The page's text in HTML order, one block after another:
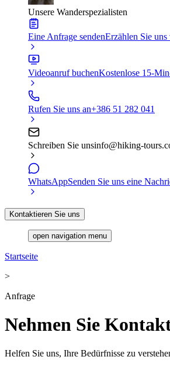
Unsere Wanderspezialisten
Eine Anfrage sendenErzählen Sie
Videoanruf buchenKostenlose 15-
Rufen Sie uns an+386 51 282 041
Schreiben Sie unsinfo@hiking-
WhatsAppSenden Sie uns eine
Kontaktieren Sie uns
open navigation menu
Startseite
>
Anfrage
Nehmen Sie
Helfen Sie uns, Ihre Bedürfnisse zu